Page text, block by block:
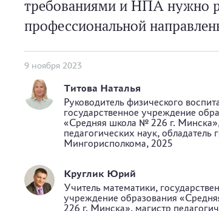
требованиями и НПА нужно
профессиональной
9 ноября 2023
Титова Наталья
Руководитель физического
государственное учреждение
«Средняя школа № 226 г.
педагогических наук, обладатель
Мингорисполкома, 2025
Круглик Юрий
Учитель математики,
учреждение образования
226 г. Минска», магистр